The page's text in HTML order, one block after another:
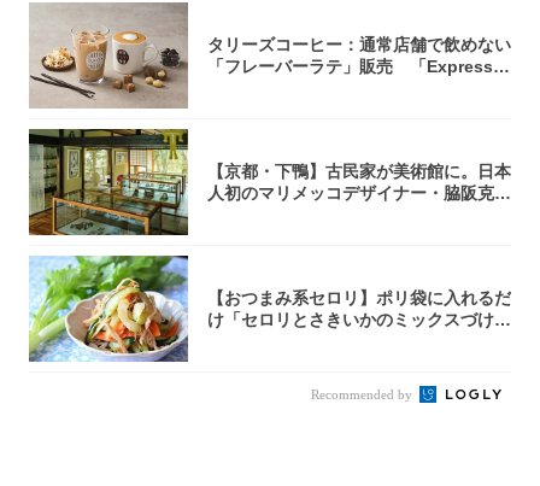
タリーズコーヒー：通常店舗で飲めない
「フレーバーラテ」販売 「Express目
【京都・下鴨】古民家が美術館に。日本
人初のマリメッコデザイナー・脇阪克二
【おつまみ系セロリ】ポリ袋に入れるだ
け「セロリとさきいかのミックスづけ」
Recommended by